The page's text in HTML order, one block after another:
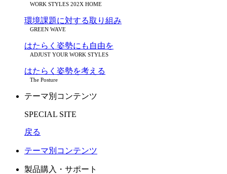
WORK STYLES 202X HOME
環境課題に対する取り組み
GREEN WAVE
はたらく姿勢にも自由を
ADJUST YOUR WORK STYLES
はたらく姿勢を考える
The Posture
テーマ別コンテンツ
SPECIAL SITE
戻る
テーマ別コンテンツ
製品購入・サポート